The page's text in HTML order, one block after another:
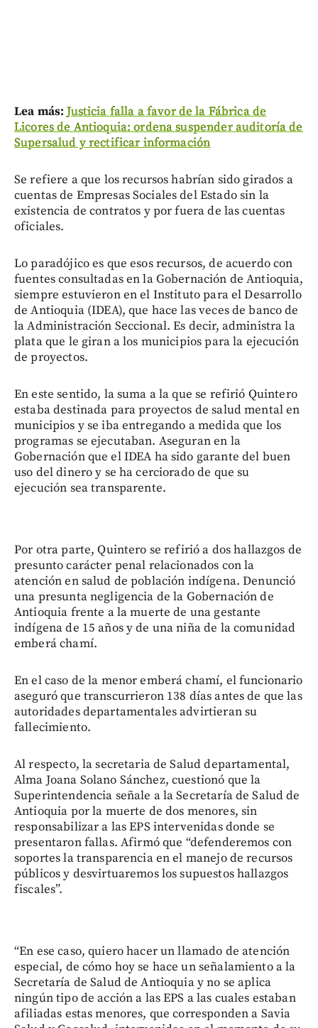
Lea más:Justicia falla a favor de la Fábrica de
Licores de Antioquia: ordena suspender auditoría de
Supersalud y rectificar información
Se refiere a que los recursos habrían sido girados a
cuentas de Empresas Sociales del Estado sin la
existencia de contratos y por fuera de las cuentas
oficiales.
Lo paradójico es que esos recursos, de acuerdo con
fuentes consultadas en la Gobernación de Antioquia,
siempre estuvieron en el Instituto para el Desarrollo
de Antioquia (IDEA), que hace las veces de banco de
la Administración Seccional. Es decir, administra la
plata que le giran a los municipios para la ejecución
de proyectos.
En este sentido, la suma a la que se refirió Quintero
estaba destinada para proyectos de salud mental en
municipios y se iba entregando a medida que los
programas se ejecutaban. Aseguran en la
Gobernación que el IDEA ha sido garante del buen
uso del dinero y se ha cerciorado de que su
ejecución sea transparente.
Por otra parte, Quintero se refirió a dos hallazgos de
presunto carácter penal relacionados con la
atención en salud de población indígena. Denunció
una presunta negligencia de la Gobernación de
Antioquia frente a la muerte de una gestante
indígena de 15 años y de una niña de la comunidad
emberá chamí.
En el caso de la menor emberá chamí, el funcionario
aseguró que transcurrieron 138 días antes de que las
autoridades departamentales advirtieran su
fallecimiento.
Al respecto, la secretaria de Salud departamental,
Alma Joana Solano Sánchez, cuestionó que la
Superintendencia señale a la Secretaría de Salud de
Antioquia por la muerte de dos menores, sin
responsabilizar a las EPS intervenidas donde se
presentaron fallas. Afirmó que “defenderemos con
soportes la transparencia en el manejo de recursos
públicos y desvirtuaremos los supuestos hallazgos
fiscales”.
“En ese caso, quiero hacer un llamado de atención
especial, de cómo hoy se hace un señalamiento a la
Secretaría de Salud de Antioquia y no se aplica
ningún tipo de acción a las EPS a las cuales estaban
afiliadas estas menores, que corresponden a Savia